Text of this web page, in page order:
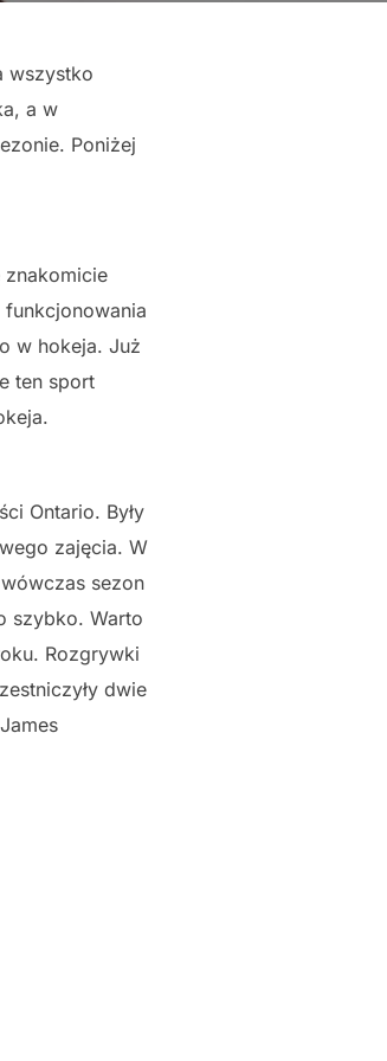
wszystko
a w
Poniżej
w hokeja. Już
ten sport
Ontario. Były
zajęcia. W
sezon
szybko. Warto
Rozgrywki
dwie